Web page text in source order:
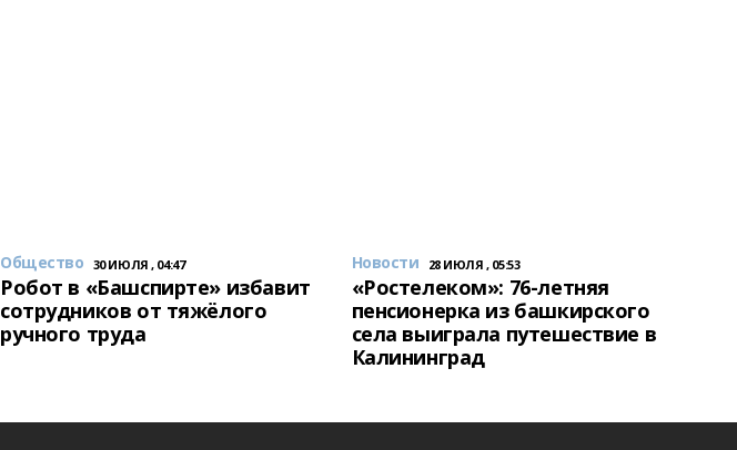
Общество 30 ИЮЛЯ , 04:47
Робот в «Башспирте» избавит
сотрудников от тяжёлого
ручного труда
Новости 28 ИЮЛЯ , 05:53
«Ростелеком»: 76-летняя
пенсионерка из башкирского
села выиграла путешествие в
Калининград